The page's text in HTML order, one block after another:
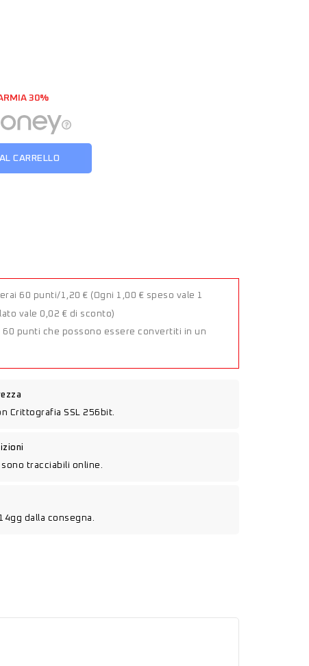
30%
CARRELLO
60 punti/1,20 € (Ogni 1,00 € speso vale 1
vale 0,02 € di sconto)
60 punti che possono essere convertiti in un
Crittografia SSL 256bit.
tracciabili online.
dalla consegna.